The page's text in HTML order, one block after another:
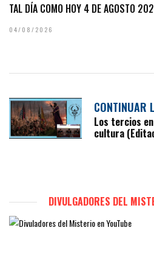
TAL DÍA COMO HOY 4 DE AGOSTO
04/08/2026
CONTINUAR
Los tercios
cultura
DIVULGADORES DEL